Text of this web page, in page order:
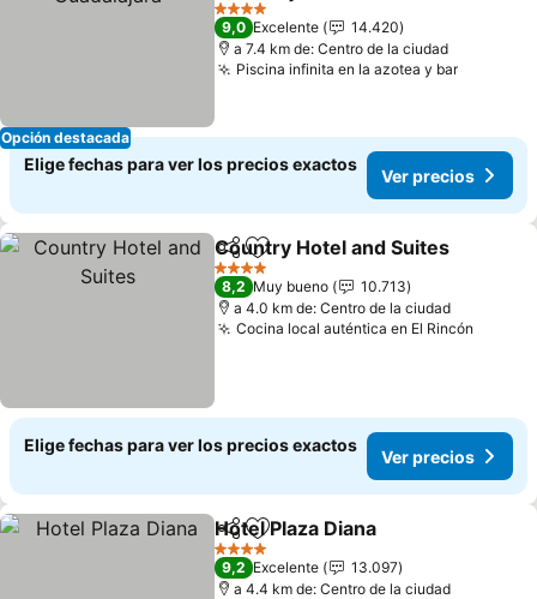
Opción destacada
Ver precios
4 Estrellas
9,0 Excelente
14.420
a 7.4 km de: Centro de la ciudad
Piscina infinita en la azotea y barVer
Elige fechas para ver los precios exactos
Ver precios
CompartirAgregar a favoritos
Country Hotel and Suites
4 Estrellas
8,2 Muy bueno
10.713
a 4.0 km de: Centro de la ciudad
Cocina local auténtica en El Rincón
Elige fechas para ver los precios exactos
Ver precios
CompartirAgregar a favoritos
Hotel Plaza Diana
4 Estrellas
9,2 Excelente
13.097
a 4.4 km de: Centro de la ciudad